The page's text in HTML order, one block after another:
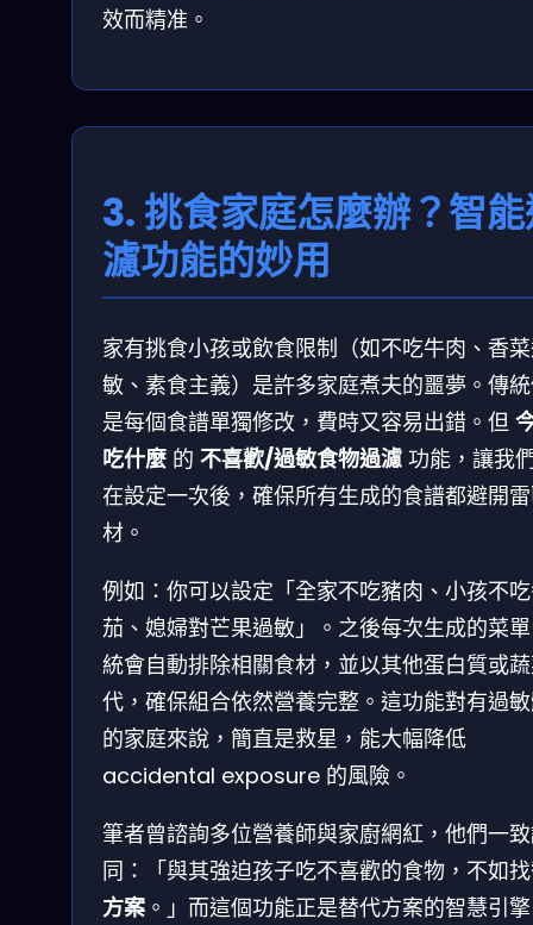
效而精准。
3. 挑食家庭怎麼辦？智
濾功能的妙用
家有挑食小孩或飲食限制（如不吃牛肉、香
敏、素食主義）是許多家庭煮夫的噩夢。傳
是每個食譜單獨修改，費時又容易出錯。但
吃什麼 的 不喜歡/過敏食物過濾 功能，讓我
在設定一次後，確保所有生成的食譜都避開
材。
例如：你可以設定「全家不吃豬肉、小孩不
茄、媳婦對芒果過敏」。之後每次生成的菜
統會自動排除相關食材，並以其他蛋白質或
代，確保組合依然營養完整。這功能對有過
的家庭來說，簡直是救星，能大幅降低
accidental exposure 的風險。
筆者曾諮詢多位營養師與家廚網紅，他們一
同：「與其強迫孩子吃不喜歡的食物，不如找
方案 。」而這個功能正是替代方案的智慧引